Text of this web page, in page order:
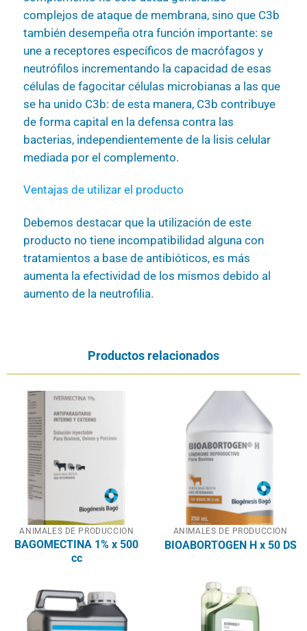
complejos de ataque de membrana, sino que C3b
también desempeña otra función importante: se
une a receptores específicos de macrófagos y
neutrófilos incrementando la capacidad de esas
células de fagocitar células microbianas a las que
se ha unido C3b: de esta manera, C3b contribuye
de forma capital en la defensa contra las
bacterias, independientemente de la lisis celular
mediada por el complemento.
Ventajas de utilizar el producto
Debemos destacar que la utilización de este
producto no tiene incompatibilidad alguna con
tratamientos a base de antibióticos, es más
aumenta la efectividad de los mismos debido al
aumento de la neutrofilia.
Productos relacionados
ANIMALES DE PRODUCCION
BAGOMECTINA 1% x 500
cc
ANIMALES DE PRODUCCION
BIOABORTOGEN H x 50 DS